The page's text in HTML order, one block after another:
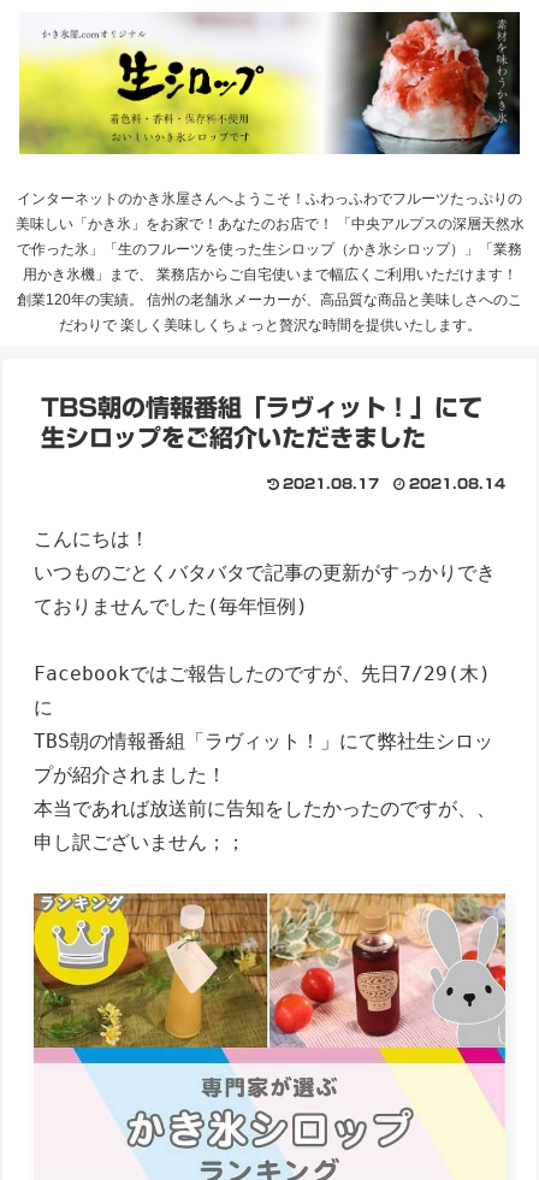
インターネットのかき氷屋さんへようこそ！ふわっふわでフルーツたっぷりの
美味しい「かき氷」をお家で！あなたのお店で！ 「中央アルプスの深層天然水
で作った氷」「生のフルーツを使った生シロップ（かき氷シロップ）」「業務
用かき氷機」まで、 業務店からご自宅使いまで幅広くご利用いただけます！
創業120年の実績。 信州の老舗氷メーカーが、高品質な商品と美味しさへのこ
だわりで 楽しく美味しくちょっと贅沢な時間を提供いたします。
TBS朝の情報番組「ラヴィット！」にて
生シロップをご紹介いただきました
2021.08.17 2021.08.14
こんにちは！
いつものごとくバタバタで記事の更新がすっかりでき
ておりませんでした(毎年恒例)
Facebookではご報告したのですが、先日7/29(木)
に
TBS朝の情報番組「ラヴィット！」にて弊社生シロッ
プが紹介されました！
本当であれば放送前に告知をしたかったのですが、、
申し訳ございません；；